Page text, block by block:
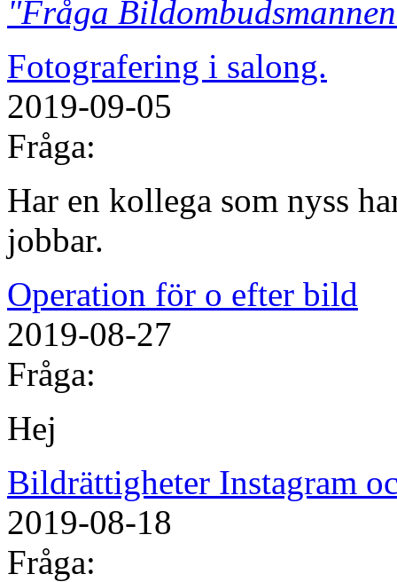
"Fråga
Fotografering i salong.
2019-09-05
Fråga:
Har en kollega som nyss
jobbar.
Operation för o efter bild
2019-08-27
Fråga:
Hej
Bildrättigheter Instagram
2019-08-18
Fråga: